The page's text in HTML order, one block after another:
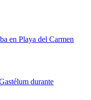
en Playa del Carmen
durante